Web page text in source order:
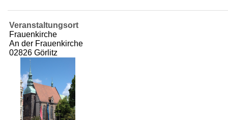
Veranstaltungsort
Frauenkirche
An der Frauenkirche
02826 Görlitz